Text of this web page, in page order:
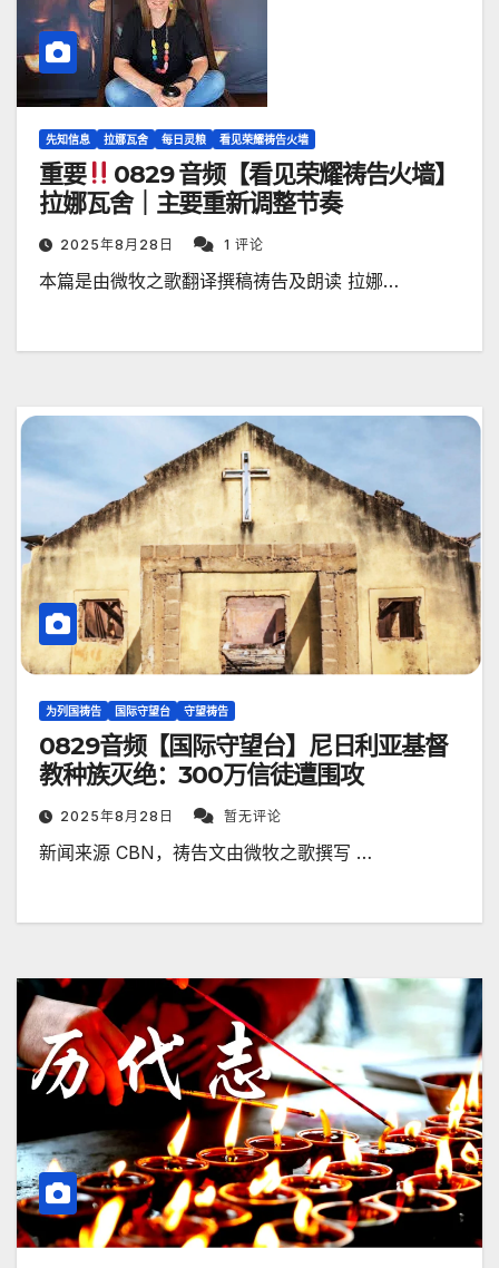
先知信息 拉娜瓦舍 每日灵粮 看见荣耀祷告火墙
重要
0829 音频【看见荣耀祷告火墙】
拉娜瓦舍｜主要重新调整节奏
2025年8月28日 1 评论
本篇是由微牧之歌翻译撰稿祷告及朗读 拉娜…
为列国祷告 国际守望台 守望祷告
0829音频【国际守望台】尼日利亚基督
教种族灭绝：300万信徒遭围攻
2025年8月28日 暂无评论
新闻来源 CBN，祷告文由微牧之歌撰写 …